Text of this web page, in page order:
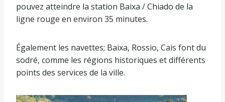
pouvez atteindre la station Baixa / Chiado de la
ligne rouge en environ 35 minutes.
Également les navettes; Baixa, Rossio, Cais font du
sodré, comme les régions historiques et différents
points des services de la ville.